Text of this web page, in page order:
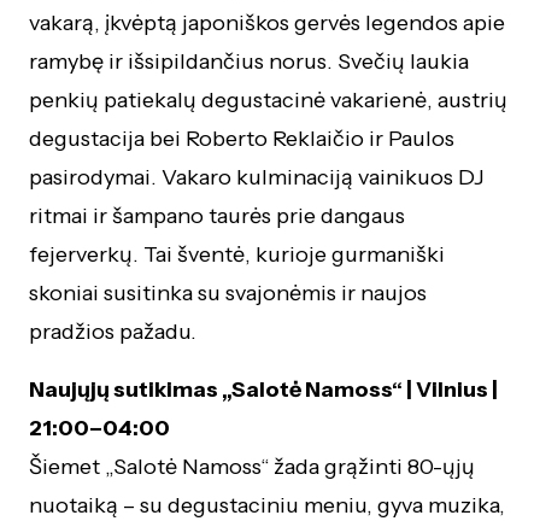
vakarą, įkvėptą japoniškos gervės legendos apie
ramybę ir išsipildančius norus. Svečių laukia
penkių patiekalų degustacinė vakarienė, austrių
degustacija bei Roberto Reklaičio ir Paulos
pasirodymai. Vakaro kulminaciją vainikuos DJ
ritmai ir šampano taurės prie dangaus
fejerverkų. Tai šventė, kurioje gurmaniški
skoniai susitinka su svajonėmis ir naujos
pradžios pažadu.
Naujųjų sutikimas „Salotė Namoss“ | Vilnius |
21:00–04:00
Šiemet „Salotė Namoss“ žada grąžinti 80-ųjų
nuotaiką – su degustaciniu meniu, gyva muzika,